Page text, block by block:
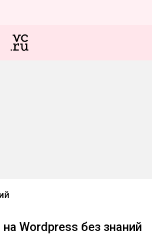
Wordpress без знаний